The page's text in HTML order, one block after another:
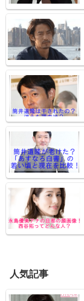
人気記事